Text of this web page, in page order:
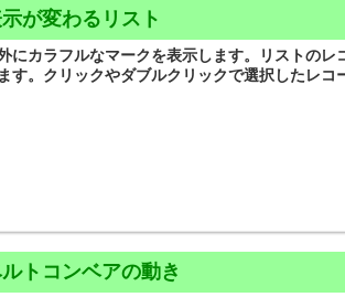
が変わるリスト
にカラフルなマークを表示します。リストの
す。クリックやダブルクリックで選択したレコ
トコンベアの動き